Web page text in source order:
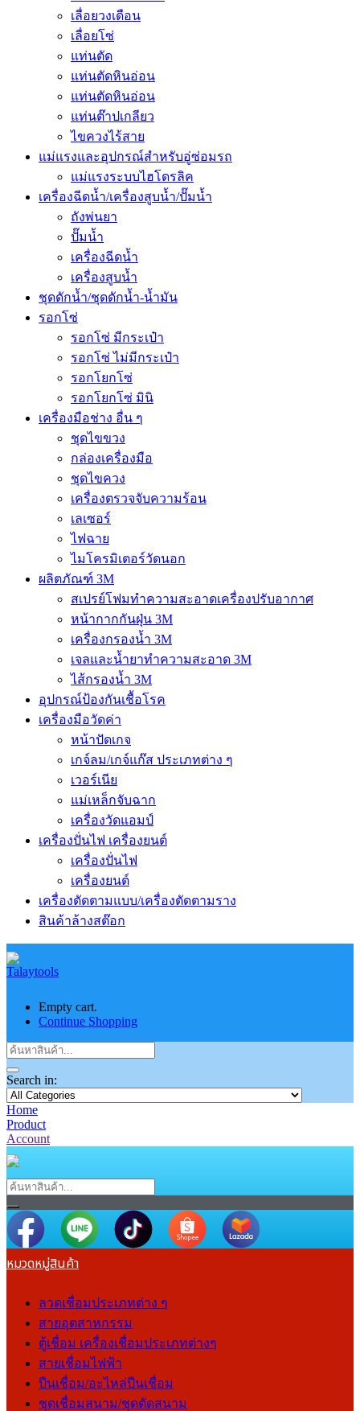
เลื่อยวงเดือน
เลื่อยโซ่
แท่นตัด
แท่นตัดหินอ่อน
แท่นตัดหินอ่อน
แท่นต๊าปเกลียว
ไขควงไร้สาย
แม่แรงและอุปกรณ์สำหรับอู่ซ่อมรถ
แม่แรงระบบไฮโดรลิค
เครื่องฉีดน้ำ/เครื่องสูบน้ำ/ปั๊มน้ำ
ถังพ่นยา
ปั๊มน้ำ
เครื่องฉีดน้ำ
เครื่องสูบน้ำ
ชุดดักน้ำ/ชุดดักน้ำ-น้ำมัน
รอกโซ่
รอกโซ่ มีกระเป๋า
รอกโซ่ ไม่มีกระเป๋า
รอกโยกโซ่
รอกโยกโซ่ มินิ
เครื่องมือช่าง อื่น ๆ
ชุดไขขวง
กล่องเครื่องมือ
ชุดไขควง
เครื่องตรวจจับความร้อน
เลเซอร์
ไฟฉาย
ไมโครมิเตอร์วัดนอก
ผลิตภัณฑ์ 3M
สเปรย์โฟมทำความสะอาดเครื่องปรับอากาศ
หน้ากากกันฝุ่น 3M
เครื่องกรองน้ำ 3M
เจลและน้ำยาทำความสะอาด 3M
ไส้กรองน้ำ 3M
อุปกรณ์ป้องกันเชื้อโรค
เครื่องมือวัดค่า
หน้าปัดเกจ
เกจ์ลม/เกจ์แก๊ส ประเภทต่าง ๆ
เวอร์เนีย
แม่เหล็กจับฉาก
เครื่องวัดแอมป์
เครื่องปั่นไฟ เครื่องยนต์
เครื่องปั่นไฟ
เครื่องยนต์
เครื่องตัดตามแบบ/เครื่องตัดตามราง
สินค้าล้างสต๊อก
Empty cart.
Continue Shopping
Search in:
Home
Product
Account
หมวดหมู่สินค้า
ลวดเชื่อมประเภทต่าง ๆ
สายอุตสาหกรรม
ตู้เชื่อม เครื่องเชื่อมประเภทต่างๆ
สายเชื่อมไฟฟ้า
ปืนเชื่อม/อะไหล่ปืนเชื่อม
ชุดเชื่อมสนาม/ชุดตัดสนาม